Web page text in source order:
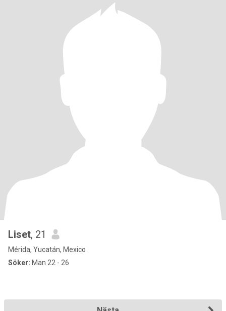
Liset, 21
Mérida, Yucatán, Mexico
Söker: Man 22 - 26